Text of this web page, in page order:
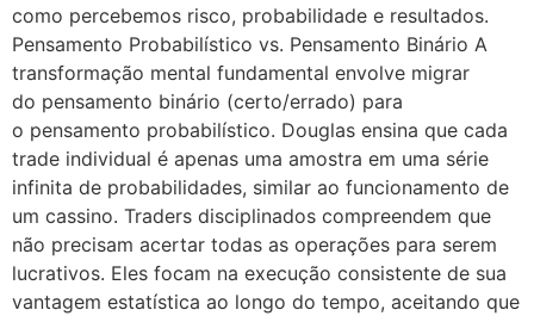
como percebemos risco, probabilidade e resultados.
Pensamento Probabilístico vs. Pensamento Binário A
transformação mental fundamental envolve migrar
do pensamento binário (certo/errado) para
o pensamento probabilístico. Douglas ensina que cada
trade individual é apenas uma amostra em uma série
infinita de probabilidades, similar ao funcionamento de
um cassino. Traders disciplinados compreendem que
não precisam acertar todas as operações para serem
lucrativos. Eles focam na execução consistente de sua
vantagem estatística ao longo do tempo, aceitando que